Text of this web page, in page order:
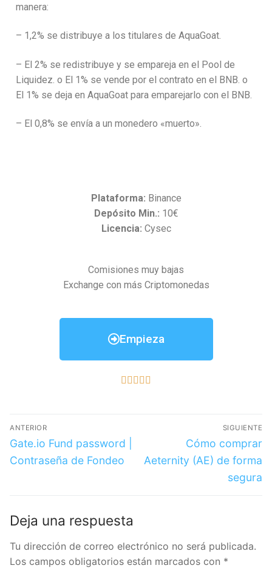
manera:
– 1,2% se distribuye a los titulares de AquaGoat.
– El 2% se redistribuye y se empareja en el Pool de
Liquidez. o El 1% se vende por el contrato en el BNB. o
El 1% se deja en AquaGoat para emparejarlo con el BNB.
– El 0,8% se envía a un monedero «muerto».
Plataforma: Binance
Depósito Min.: 10€
Licencia: Cysec
Comisiones muy bajas
Exchange con más Criptomonedas
Empieza
    
ANTERIOR
Gate.io Fund password |
Contraseña de Fondeo
SIGUIENTE
Cómo comprar
Aeternity (AE) de forma
segura
Deja una respuesta
Tu dirección de correo electrónico no será publicada.
Los campos obligatorios están marcados con *